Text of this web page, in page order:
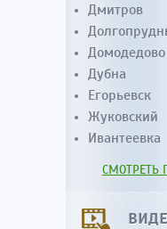
Дмитров
Домодедово
Дубна
Егорьевск
Жуковский
Ивантеевка
СМОТРЕТЬ